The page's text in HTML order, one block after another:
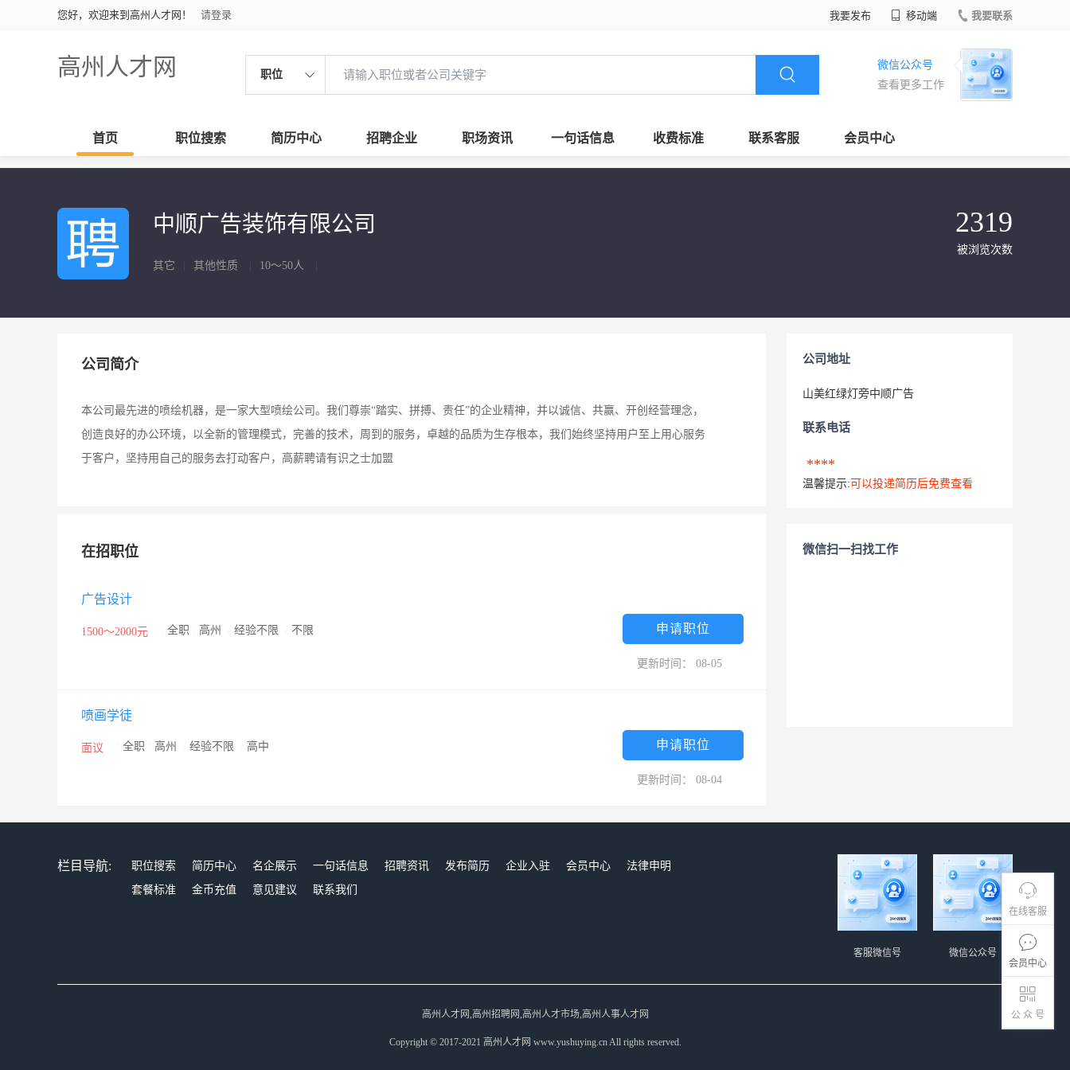
您好，欢迎来到高州人才网！ 请登录 我要发布 移动端 我要联系
高州人才网 职位
微信公众号
查看更多工作
首页 职位搜索 简历中心 招聘企业 职场资讯 一句话信息 收费标准 联系客服 会员中心
在线客服
会员中心
公 众 号
中顺广告装饰有限公司
其它 其他性质 10～50人
2319
被浏览次数
公司简介
本公司最先进的喷绘机器，是一家大型喷绘公司。我们尊崇“踏实、拼搏、责任”的企业精神，并以诚信、共赢、开创经营理念，
创造良好的办公环境，以全新的管理模式，完善的技术，周到的服务，卓越的品质为生存根本，我们始终坚持用户至上用心服务
于客户，坚持用自己的服务去打动客户，高薪聘请有识之士加盟
在招职位
广告设计
1500～2000元 全职 高州 经验不限 不限 申请职位
更新时间： 08-05
喷画学徒
面议 全职 高州 经验不限 高中 申请职位
更新时间： 08-04
公司地址
山美红绿灯旁中顺广告
联系电话
****
温馨提示: 可以投递简历后免费查看
微信扫一扫找工作
栏目导航: 职位搜索 简历中心 名企展示 一句话信息 招聘资讯 发布简历 企业入驻 会员中心
法律申明
套餐标准
金币充值 意见建议 联系我们
微信公众号
客服微信号
高州人才网,高州招聘网,高州人才市场,高州人事人才网
Copyright © 2017-2021 高州人才网 www.yushuying.cn All rights reserved.